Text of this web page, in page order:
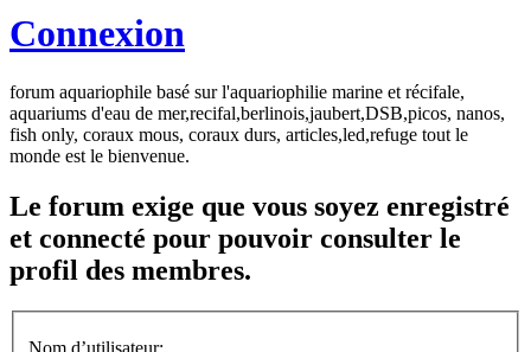
Connexion
forum aquariophile basé sur l'aquariophilie marine et récifale,
aquariums d'eau de mer,recifal,berlinois,jaubert,DSB,picos, nanos,
fish only, coraux mous, coraux durs, articles,led,refuge tout le
monde est le bienvenue.
Le forum exige que vous soyez enregistré
et connecté pour pouvoir consulter le
profil des membres.